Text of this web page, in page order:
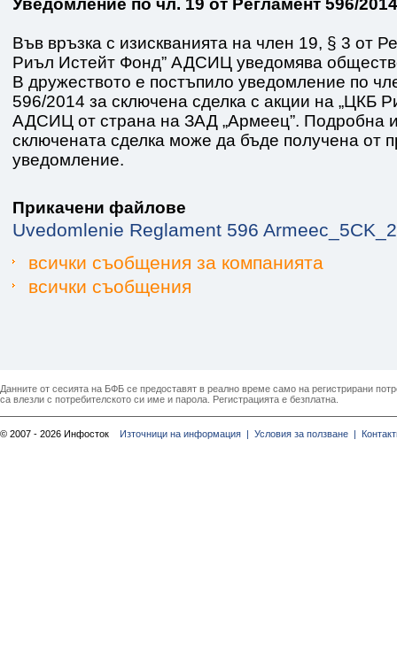
Уведомление по чл. 19 от Регламент 596/
Във връзка с изискванията на член 19, § 3 от
Риъл Истейт Фонд” АДСИЦ уведомява
В дружеството е постъпило уведомление по
596/2014 за сключена сделка с акции на „ЦКБ
АДСИЦ от страна на ЗАД „Армеец”. Подробна
сключената сделка може да бъде получена от
уведомление.
Прикачени файлове
Uvedomlenie Reglament 596
всички съобщения за компанията
всички съобщения
Данните от сесията на БФБ се предоставят в реално време само на регистрирани
са влезли с потребителското си име и парола. Регистрацията е безплатна.
© 2007 - 2026 Инфосток Източници на информация | Условия за ползване |